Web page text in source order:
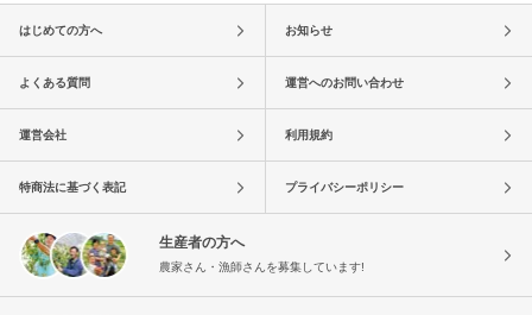
はじめての方へ お知らせ
よくある質問 運営へのお問い合わせ
運営会社 利用規約
特商法に基づく表記 プライバシーポリシー
生産者の方へ
農家さん・漁師さんを募集しています!